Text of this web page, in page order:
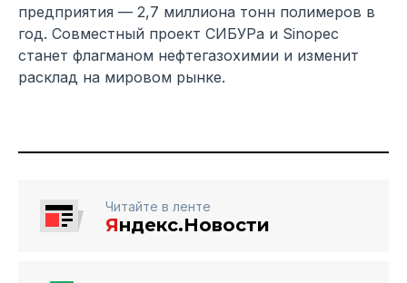
предприятия — 2,7 миллиона тонн полимеров в
год. Совместный проект СИБУРа и Sinopec
станет флагманом нефтегазохимии и изменит
расклад на мировом рынке.
Читайте в ленте
Яндекс.Новости